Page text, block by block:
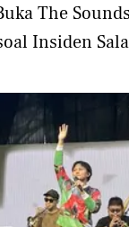
The
Insiden